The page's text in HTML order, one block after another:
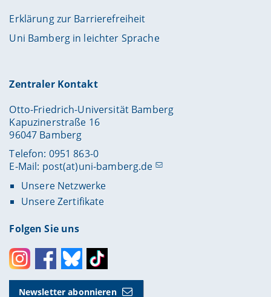
Erklärung zur Barrierefreiheit
Uni Bamberg in leichter Sprache
Zentraler Kontakt
Otto-Friedrich-Universität Bamberg
Kapuzinerstraße 16
96047 Bamberg
Telefon: 0951 863-0
E-Mail: post(at)uni-bamberg.de
Unsere Netzwerke
Unsere Zertifikate
Folgen Sie uns
InstagramFacebookBlueskyToktok
Newsletter abonnieren